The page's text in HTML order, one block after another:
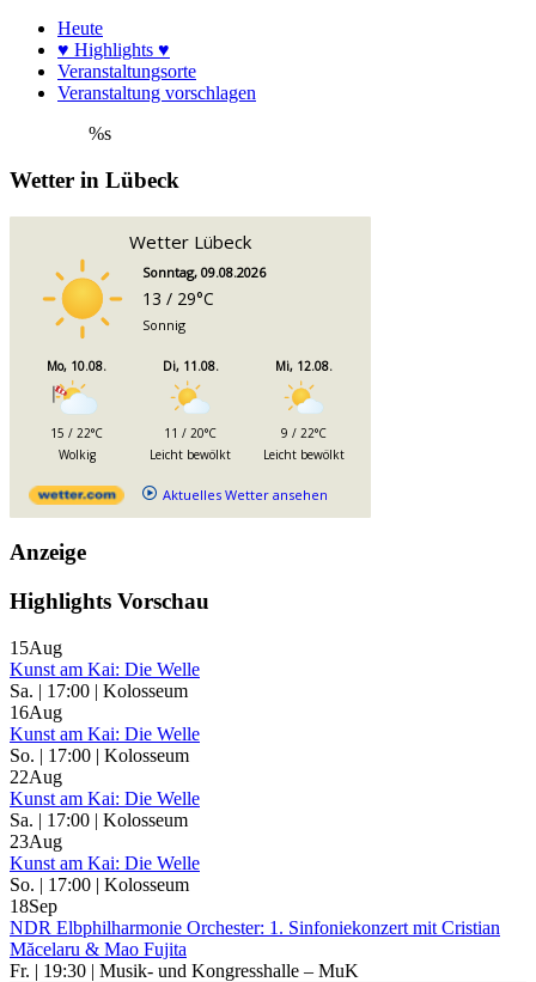
Heute
♥ Highlights ♥
Veranstaltungsorte
Veranstaltung vorschlagen
%s
Wetter in Lübeck
Wetter Lübeck
Sonntag, 09.08.2026
13 / 29°C
Sonnig
Mo, 10.08.
15 / 22°C
Wolkig
Di, 11.08.
11 / 20°C
Leicht bewölkt
Mi, 12.08.
9 / 22°C
Leicht bewölkt
Aktuelles Wetter ansehen
Anzeige
Highlights Vorschau
15Aug
Kunst am Kai: Die Welle
Sa. | 17:00 | Kolosseum
16Aug
Kunst am Kai: Die Welle
So. | 17:00 | Kolosseum
22Aug
Kunst am Kai: Die Welle
Sa. | 17:00 | Kolosseum
23Aug
Kunst am Kai: Die Welle
So. | 17:00 | Kolosseum
18Sep
NDR Elbphilharmonie Orchester: 1. Sinfoniekonzert mit Cristian
Măcelaru & Mao Fujita
Fr. | 19:30 | Musik- und Kongresshalle – MuK